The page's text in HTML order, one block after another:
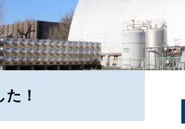
技術シーズ
プログラム
！